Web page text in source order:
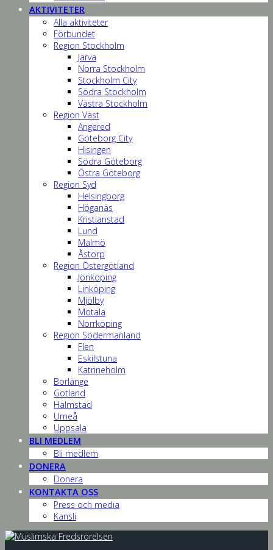
AKTIVITETER
Alla aktiviteter
Förbundet
Region Stockholm
Järva
Norra Stockholm
Stockholm City
Södra Stockholm
Västra Stockholm
Region Väst
Angered
Göteborg City
Hisingen
Södra Göteborg
Östra Göteborg
Region Syd
Helsingborg
Höganäs
Kristianstad
Lund
Malmö
Åstorp
Region Östergötland
Jönköping
Linköping
Mjölby
Motala
Norrköping
Region Södermanland
Flen
Eskilstuna
Katrineholm
Borlänge
Gotland
Halmstad
Umeå
Uppsala
BLI MEDLEM
Bli medlem
DONERA
Donera
KONTAKTA OSS
Press och media
Kansli